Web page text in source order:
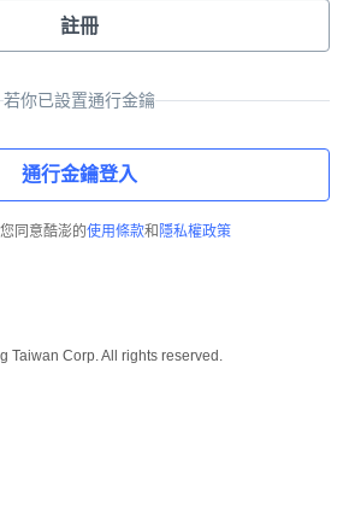
註冊
若你已設置通行金鑰
通行金鑰登入
同意酷澎的使用條款和 隱私權政策
Taiwan Corp. All rights reserved.